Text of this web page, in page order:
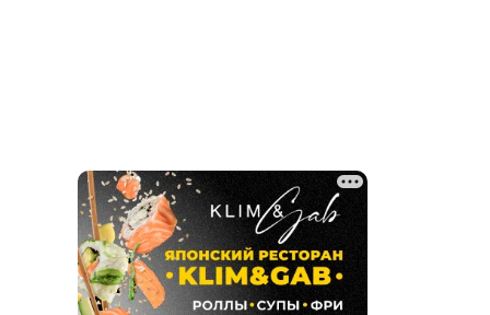
Юридические услуги
Ландшафтный дизайн,
благоустройство
Сантехнические услуги
Клининг, уборка